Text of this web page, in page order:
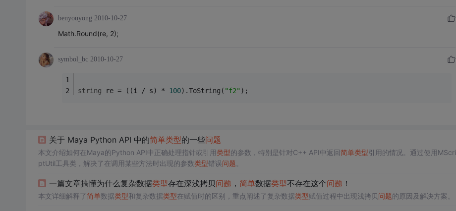
benyouyong 2010-10-27
Math.Round(re, 2);
symbol_bc 2010-10-27
string re = ((i / s) * 100).ToString( "f2" );
关于 Maya Python API 中的简单类型的一些问题
本文介绍如何在Maya的Python API中正确处理指针或引用类型的参数，特别是针对C++ API中返回简单类型引用的情况。通过使用MScri
ptUtil工具类，解决了在调用某些方法时出现的参数类型错误问题
一篇文章搞懂为什么复杂数据类型存在深浅拷贝问题 ， 简单数据类型不存在这个问题 ！
本文详细解释了简单数据类型和复杂数据类型在赋值时的区别，重点阐述了复杂数据类型赋值过程中出现浅拷贝问题的原因及解决方案。